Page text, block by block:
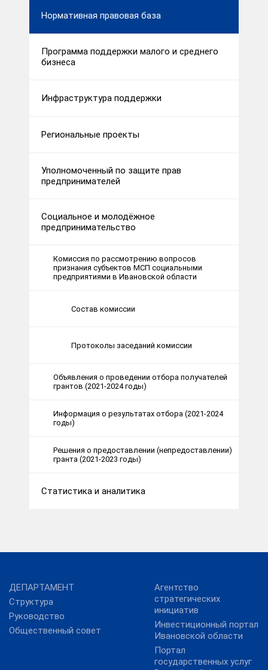
Нормативная правовая база
Программа поддержки малого и среднего
бизнеса
Инфраструктура поддержки
Региональные проекты
Уполномоченный по защите прав
предпринимателей
Социальное и молодёжное
предпринимательство
Комиссия по рассмотрению вопросов
признания субъектов МСП социальными
предприятиями в Ивановской области
Состав комиссии
Протоколы заседаний комиссии
Объявления о проведении отбора получателей
грантов (2021-2024 годы)
Информация о результатах отбора (2021-2024
годы)
Решения о предоставлении (непредоставлении)
гранта (2021-2023 годы)
Статистика и аналитика
ДЕПАРТАМЕНТ
Структура
Руководство
Общественный совет
Агентство
стратегических
инициатив
Инвестиционный портал
Ивановской области
Портал
государственных услуг